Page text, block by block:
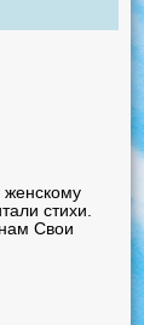
женскому
стихи.
Свои